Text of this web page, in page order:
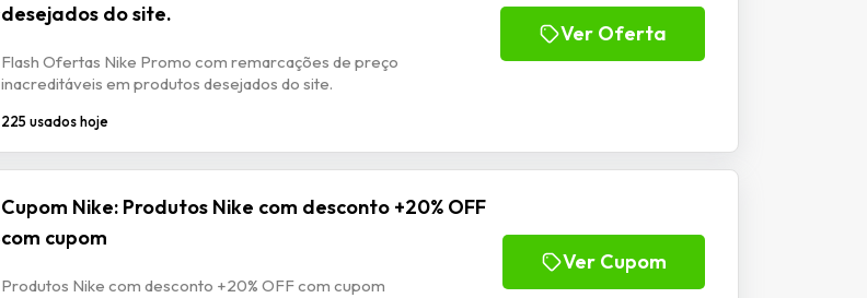
desejados do site.
Flash Ofertas Nike Promo com remarcações de preço
inacreditáveis em produtos desejados do site.
225 usados hoje
Ver Oferta
Cupom Nike: Produtos Nike com desconto +20% OFF
com cupom
Produtos Nike com desconto +20% OFF com cupom
Ver Cupom